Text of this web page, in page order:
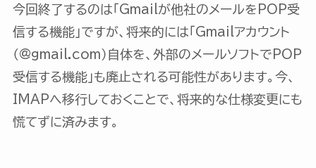
今回終了するのは「Gmailが他社のメールをPOP受
信する機能」ですが、将来的には「Gmailアカウント
（@gmail.com）自体を、外部のメールソフトでPOP
受信する機能」も廃止される可能性があります。今、
IMAPへ移行しておくことで、将来的な仕様変更にも
慌てずに済みます。